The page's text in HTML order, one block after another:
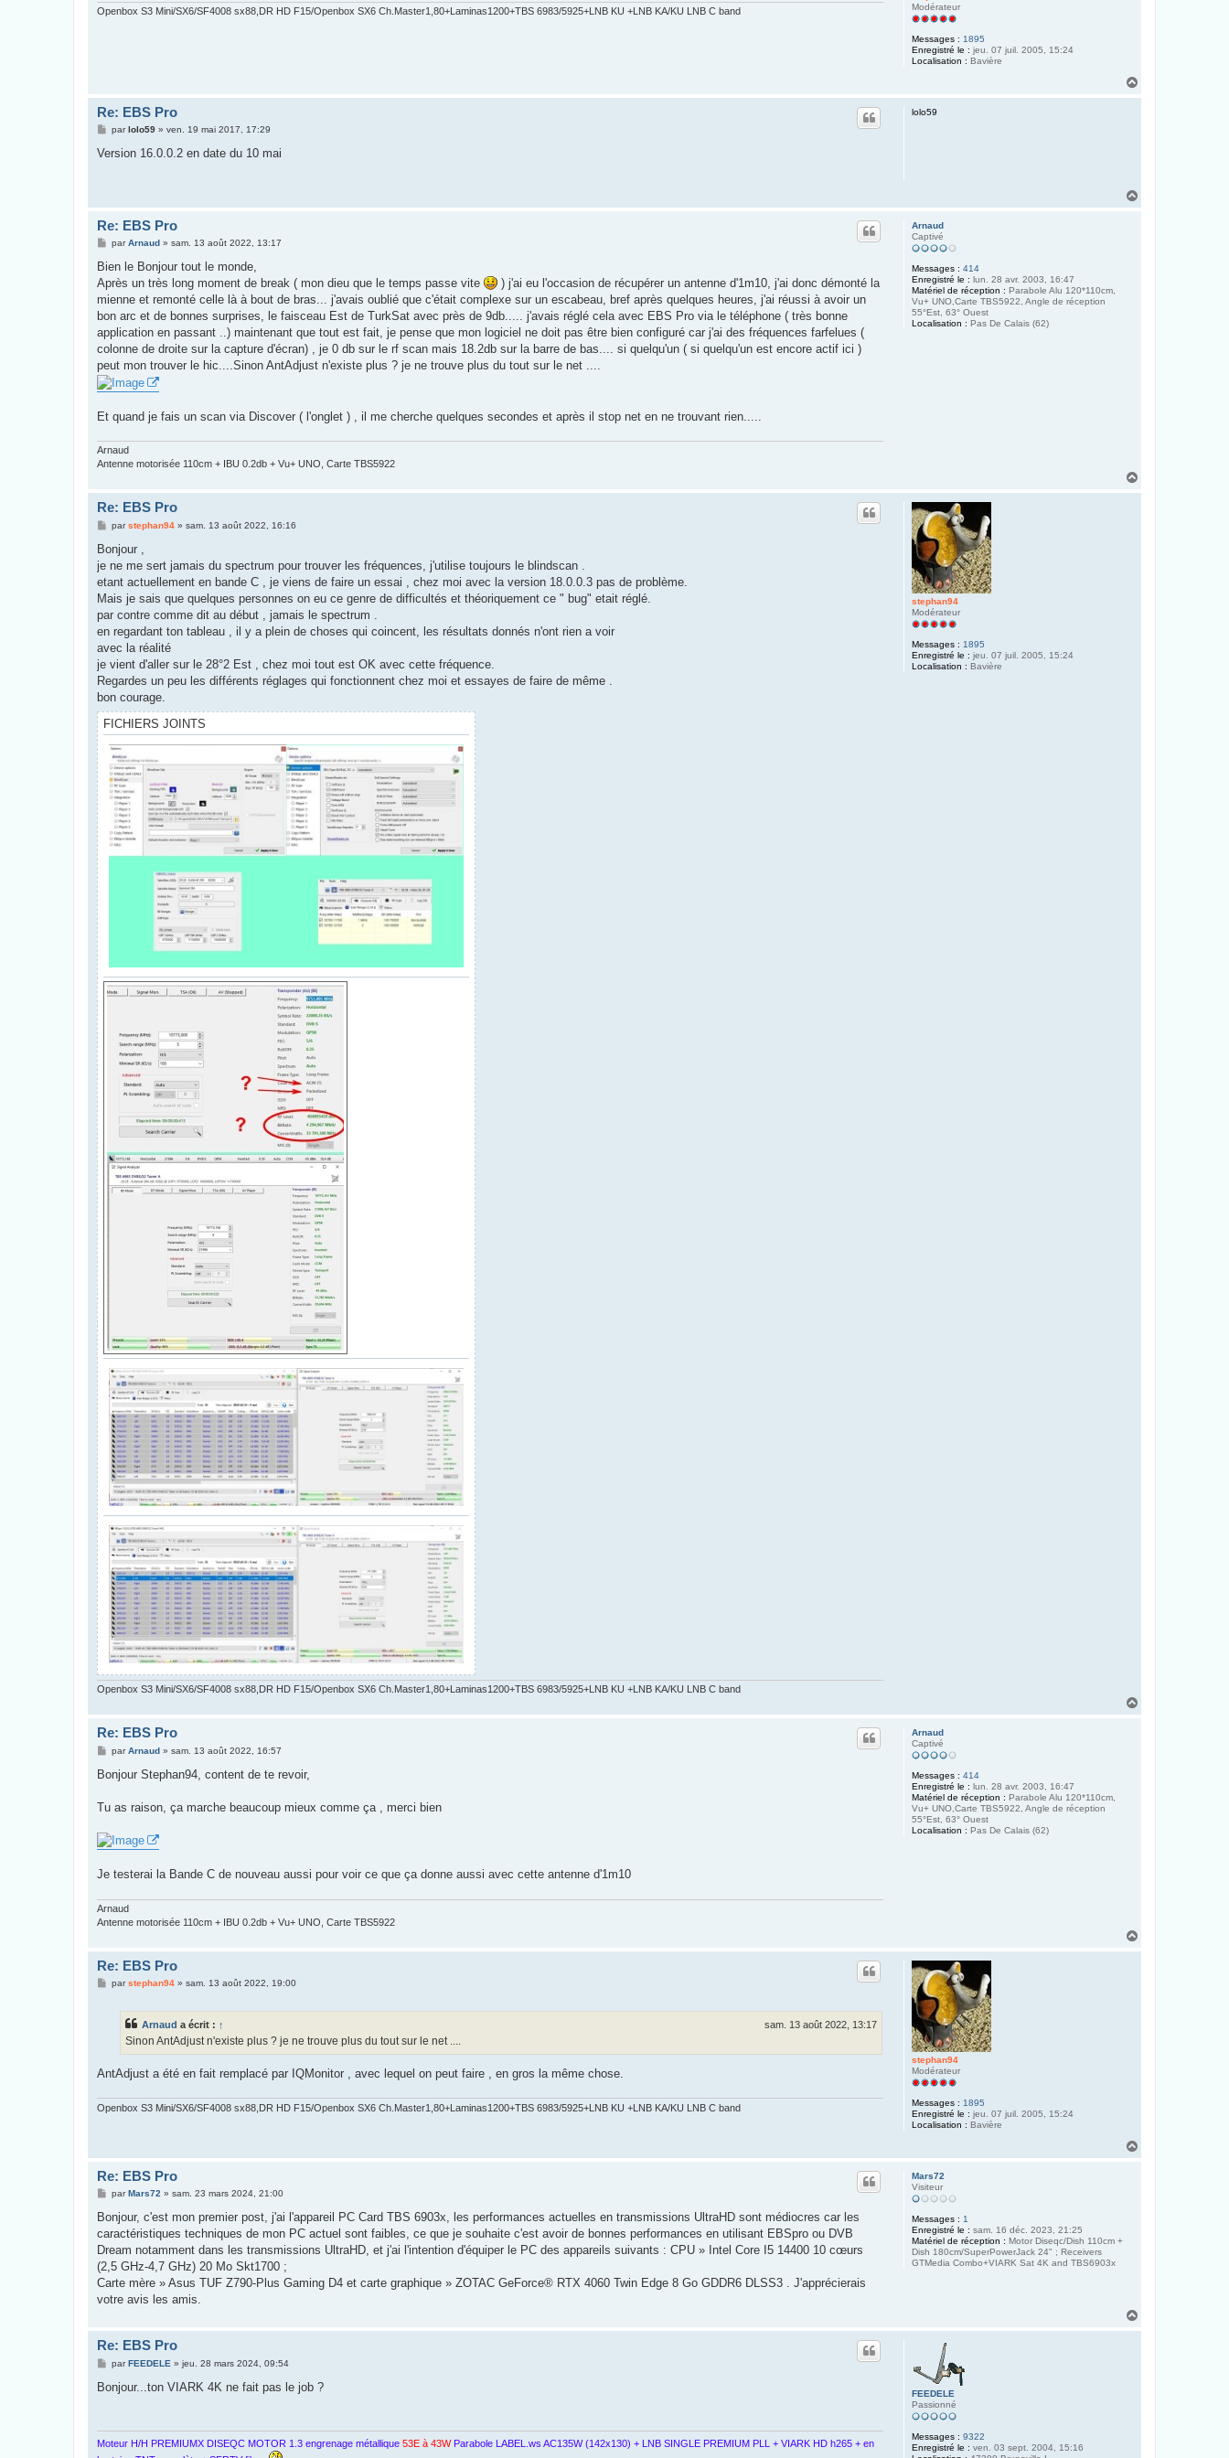
Modérateur
Messages : 1895
Enregistré le : jeu. 07 juil. 2005, 15:24
Localisation : Bavière
Openbox S3 Mini/SX6/SF4008 sx88,DR HD F15/Openbox SX6 Ch.Master1,80+Laminas1200+TBS 6983/5925+LNB KU +LNB KA/KU LNB C band
lolo59
Re: EBS Pro
M
s
parlolo59» ven. 19 mai 2017, 17:29
Version 16.0.0.2 en date du 10 mai
a
Arnaud
Captivé
Messages : 414
Enregistré le : lun. 28 avr. 2003, 16:47
Matériel de réception : Parabole Alu 120*110cm,
Vu+ UNO,Carte TBS5922, Angle de réception
55°Est, 63° Ouest
Localisation : Pas De Calais (62)
Re: EBS Pro
M
s
a
g
parArnaud» sam. 13 août 2022, 13:17
Bien le Bonjour tout le monde,
Après un très long moment de break ( mon dieu que le temps passe vite
) j'ai eu l'occasion de récupérer un antenne d'1m10, j'ai donc démonté la
mienne et remonté celle là à bout de bras... j'avais oublié que c'était complexe sur un escabeau, bref après quelques heures, j'ai réussi à avoir un
bon arc et de bonnes surprises, le faisceau Est de TurkSat avec près de 9db..... j'avais réglé cela avec EBS Pro via le téléphone ( très bonne
application en passant ..) maintenant que tout est fait, je pense que mon logiciel ne doit pas être bien configuré car j'ai des fréquences farfelues (
colonne de droite sur la capture d'écran) , je 0 db sur le rf scan mais 18.2db sur la barre de bas.... si quelqu'un ( si quelqu'un est encore actif ici )
peut mon trouver le hic....Sinon AntAdjust n'existe plus ? je ne trouve plus du tout sur le net ....
Et quand je fais un scan via Discover ( l'onglet ) , il me cherche quelques secondes et après il stop net en ne trouvant rien.....
Arnaud
Antenne motorisée 110cm + IBU 0.2db + Vu+ UNO, Carte TBS5922
stephan94
Modérateur
Messages : 1895
Enregistré le : jeu. 07 juil. 2005, 15:24
Localisation : Bavière
Re: EBS Pro
M
s
a
g
parstephan94» sam. 13 août 2022, 16:16
Bonjour ,
je ne me sert jamais du spectrum pour trouver les fréquences, j'utilise toujours le blindscan .
etant actuellement en bande C , je viens de faire un essai , chez moi avec la version 18.0.0.3 pas de problème.
Mais je sais que quelques personnes on eu ce genre de difficultés et théoriquement ce " bug" etait réglé.
par contre comme dit au début , jamais le spectrum .
en regardant ton tableau , il y a plein de choses qui coincent, les résultats donnés n'ont rien a voir
avec la réalité
je vient d'aller sur le 28°2 Est , chez moi tout est OK avec cette fréquence.
Regardes un peu les différents réglages qui fonctionnent chez moi et essayes de faire de même .
bon courage.
FICHIERS JOINTS
Openbox S3 Mini/SX6/SF4008 sx88,DR HD F15/Openbox SX6 Ch.Master1,80+Laminas1200+TBS 6983/5925+LNB KU +LNB KA/KU LNB C band
a
Arnaud
Captivé
Messages : 414
Enregistré le : lun. 28 avr. 2003, 16:47
Matériel de réception : Parabole Alu 120*110cm,
Vu+ UNO,Carte TBS5922, Angle de réception
55°Est, 63° Ouest
Localisation : Pas De Calais (62)
Re: EBS Pro
M
s
g
parArnaud» sam. 13 août 2022, 16:57
Bonjour Stephan94, content de te revoir,
Tu as raison, ça marche beaucoup mieux comme ça , merci bien
Je testerai la Bande C de nouveau aussi pour voir ce que ça donne aussi avec cette antenne d'1m10
Arnaud
Antenne motorisée 110cm + IBU 0.2db + Vu+ UNO, Carte TBS5922
stephan94
Modérateur
Messages : 1895
Enregistré le : jeu. 07 juil. 2005, 15:24
Localisation : Bavière
Re: EBS Pro
Mparstephan94» sam. 13 août 2022, 19:00
Arnaud a écrit : ↑ sam. 13 août 2022, 13:17
Sinon AntAdjust n'existe plus ? je ne trouve plus du tout sur le net ....
AntAdjust a été en fait remplacé par IQMonitor , avec lequel on peut faire , en gros la même chose.
Openbox S3 Mini/SX6/SF4008 sx88,DR HD F15/Openbox SX6 Ch.Master1,80+Laminas1200+TBS 6983/5925+LNB KU +LNB KA/KU LNB C band
a
Mars72
Visiteur
Messages : 1
Enregistré le : sam. 16 déc. 2023, 21:25
Matériel de réception : Motor Diseqc/Dish 110cm +
Dish 180cm/SuperPowerJack 24" ; Receivers
GTMedia Combo+VIARK Sat 4K and TBS6903x
Re: EBS Pro
M
s
a
g
parMars72» sam. 23 mars 2024, 21:00
Bonjour, c'est mon premier post, j'ai l'appareil PC Card TBS 6903x, les performances actuelles en transmissions UltraHD sont médiocres car les
caractéristiques techniques de mon PC actuel sont faibles, ce que je souhaite c'est avoir de bonnes performances en utilisant EBSpro ou DVB
Dream notamment dans les transmissions UltraHD, et j'ai l'intention d'équiper le PC des appareils suivants : CPU » Intel Core I5 ​​​​14400 10 cœurs
(2,5 GHz-4,7 GHz) 20 Mo Skt1700 ;
Carte mère » Asus TUF Z790-Plus Gaming D4 et carte graphique » ZOTAC GeForce® RTX 4060 Twin Edge 8 Go GDDR6 DLSS3 . J'apprécierais
votre avis les amis.
FEEDELE
Passionné
Messages : 9322
Enregistré le : ven. 03 sept. 2004, 15:16
Re: EBS Pro
M
s
parFEEDELE » jeu. 28 mars 2024, 09:54
Bonjour...ton VIARK 4K ne fait pas le job ?
Moteur H/H PREMIUMX DISEQC MOTOR 1.3 engrenage métallique 53E à 43WParabole LABEL.ws AC135W (142x130) + LNB SINGLE PREMIUM PLL + VIARK HD h265 + en